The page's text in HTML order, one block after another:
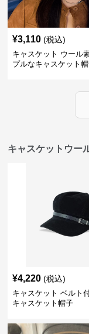
¥3,110 (税込)
キャスケット ウール
プルなキャスケット
キャスケットウー
¥4,220 (税込)
キャスケット ベルト
キャスケット帽子